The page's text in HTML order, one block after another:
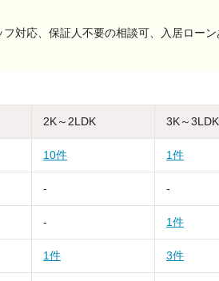
対応、保証人不要の相談可、入居ロー
2K～2LDK 3K～3LDK
10件 1件
- -
- 1件
1件 3件